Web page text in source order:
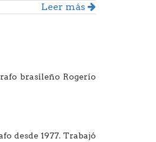
Leer más
brasileño Rogerío
desde 1977. Trabajó